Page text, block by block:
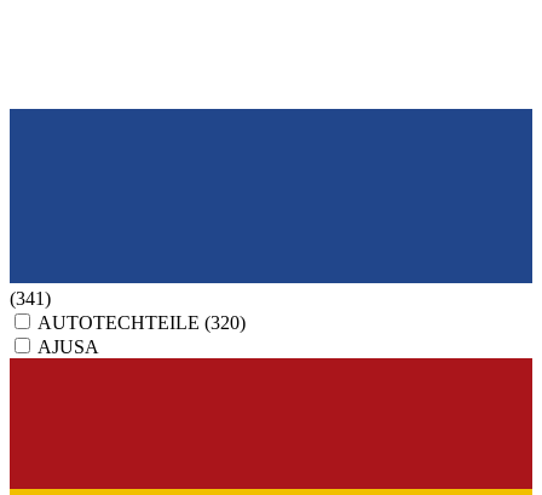
(341)
AUTOTECHTEILE (320)
AJUSA